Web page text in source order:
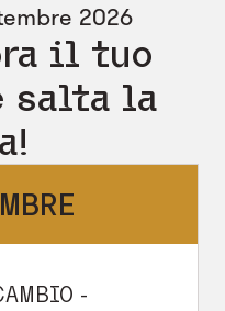
2026
il tuo
salta la
-